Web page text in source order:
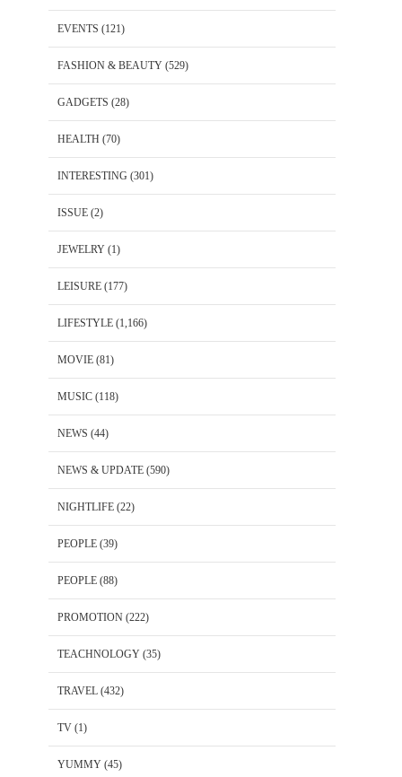
EVENTS (121)
FASHION & BEAUTY (529)
GADGETS (28)
HEALTH (70)
INTERESTING (301)
ISSUE (2)
JEWELRY (1)
LEISURE (177)
LIFESTYLE (1,166)
MOVIE (81)
MUSIC (118)
NEWS (44)
NEWS & UPDATE (590)
NIGHTLIFE (22)
PEOPLE (39)
PEOPLE (88)
PROMOTION (222)
TEACHNOLOGY (35)
TRAVEL (432)
TV (1)
YUMMY (45)